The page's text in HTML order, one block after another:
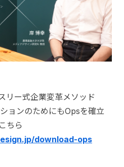
リー式企業変革メソッド
ョンのためにもOpsを確立
ちら
download-ops